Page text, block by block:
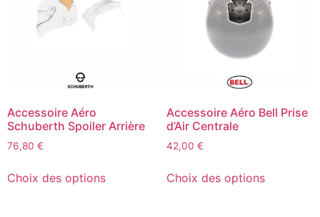
Accessoire Aéro
Schuberth Spoiler Arrière
76,80 €
Choix des options
Accessoire Aéro Bell Prise
d’Air Centrale
42,00 €
Choix des options